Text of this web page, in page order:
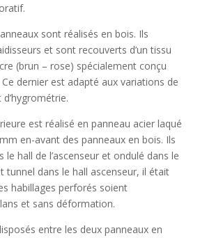
sont réalisés en bois. Ils
et sont recouverts d’un tissu
(brun – rose) spécialement conçu
dernier est adapté aux variations de
est réalisé en panneau acier laqué
en-avant des panneaux en bois. Ils
le hall de l’ascenseur et ondulé dans le
tunnel dans le hall ascenseur, il était
habillages perforés soient
et sans déformation.
entre les deux panneaux en